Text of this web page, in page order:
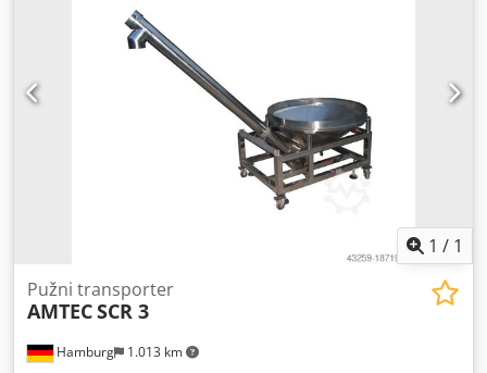
različite veličine pakiranja i brzine pakiranja. Imajte na
umu da su naše nove cijene često niže od uobičajenih
cijena rabljenih. Samo pitajte i recite nam svoj zadatak
pakiranja. - Obično je 30-50 različitih novih strojeva
dostupno odmah sa zaliha. Osim toga, imamo vrlo kratke
rokove isporuke od približno 3 tjedna za strojeve koji su
proizvedeni prema specifikacijama kupaca. - Svi strojevi su
dostupni s punim jamstvom. Dsdpfsv Nmm Djx Ag Rsck
1 / 1
Hamburg 1.013 km
Pužni transporter
AMTECSCR 3